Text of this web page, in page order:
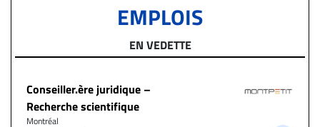
EMPLOIS
EN VEDETTE
Conseiller.ère juridique –
Recherche scientifique
Montréal